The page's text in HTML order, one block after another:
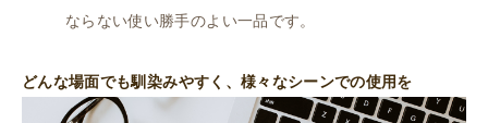
ならない使い勝手のよい一品です。
どんな場面でも馴染みやすく、様々なシーンでの使用を